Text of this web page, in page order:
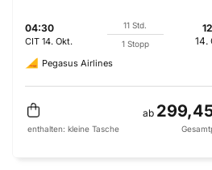
04:30
CIT 14. Okt.
11 Std.
1 Stopp
14.
Pegasus Airlines
ab
enthalten: kleine Tasche